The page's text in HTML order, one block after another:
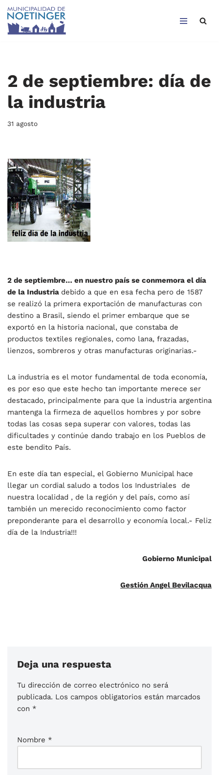
Saltar
2 de septiembre: día de
la industria
31 agosto
2 de septiembre… en nuestro país se conmemora el día
de la Industria debido a que en esa fecha pero de 1587
se realizó la primera exportación de manufacturas con
destino a Brasil, siendo el primer embarque que se
exportó en la historia nacional, que constaba de
productos textiles regionales, como lana, frazadas,
lienzos, sombreros y otras manufacturas originarias.-
La industria es el motor fundamental de toda economía,
es por eso que este hecho tan importante merece ser
destacado, principalmente para que la industria argentina
mantenga la firmeza de aquellos hombres y por sobre
todas las cosas sepa superar con valores, todas las
dificultades y continúe dando trabajo en los Pueblos de
este bendito País.
En este día tan especial, el Gobierno Municipal hace
llegar un cordial saludo a todos los Industriales de
nuestra localidad , de la región y del país, como así
también un merecido reconocimiento como factor
preponderante para el desarrollo y economía local.- Feliz
día de la Industria!!!
Gobierno Municipal
Gestión Angel Bevilacqua
Deja una respuesta
Tu dirección de correo electrónico no será
publicada. Los campos obligatorios están marcados
con *
Nombre *